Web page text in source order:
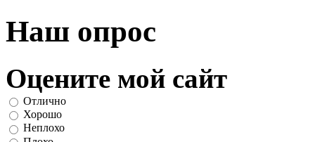
Наш опрос
Оцените мой сайт
Отлично
Хорошо
Неплохо